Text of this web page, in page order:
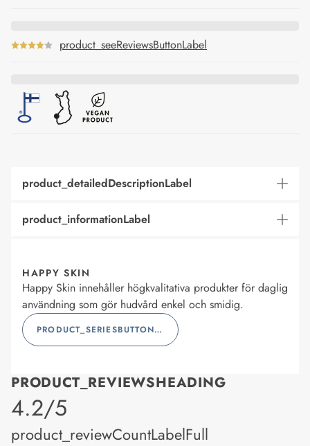
product_seeReviewsButtonLabel
product_detailedDescriptionLabel
product_informationLabel
HAPPY SKIN
Happy Skin innehåller högkvalitativa produkter för daglig
användning som gör hudvård enkel och smidig.
PRODUCT_SERIESBUTTONLABEL
PRODUCT_REVIEWSHEADING
product_rating
4.2/5
product_reviewCountLabelFull